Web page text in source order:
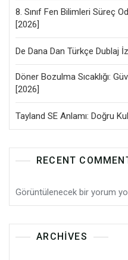
8. Sınıf Fen Bilimleri Süreç
[2026]
De Dana Dan Türkçe Dublaj
Döner Bozulma Sıcaklığı:
[2026]
Tayland SE Anlamı: Doğru
RECENT
Görüntülenecek bir yorum
ARCHIVES